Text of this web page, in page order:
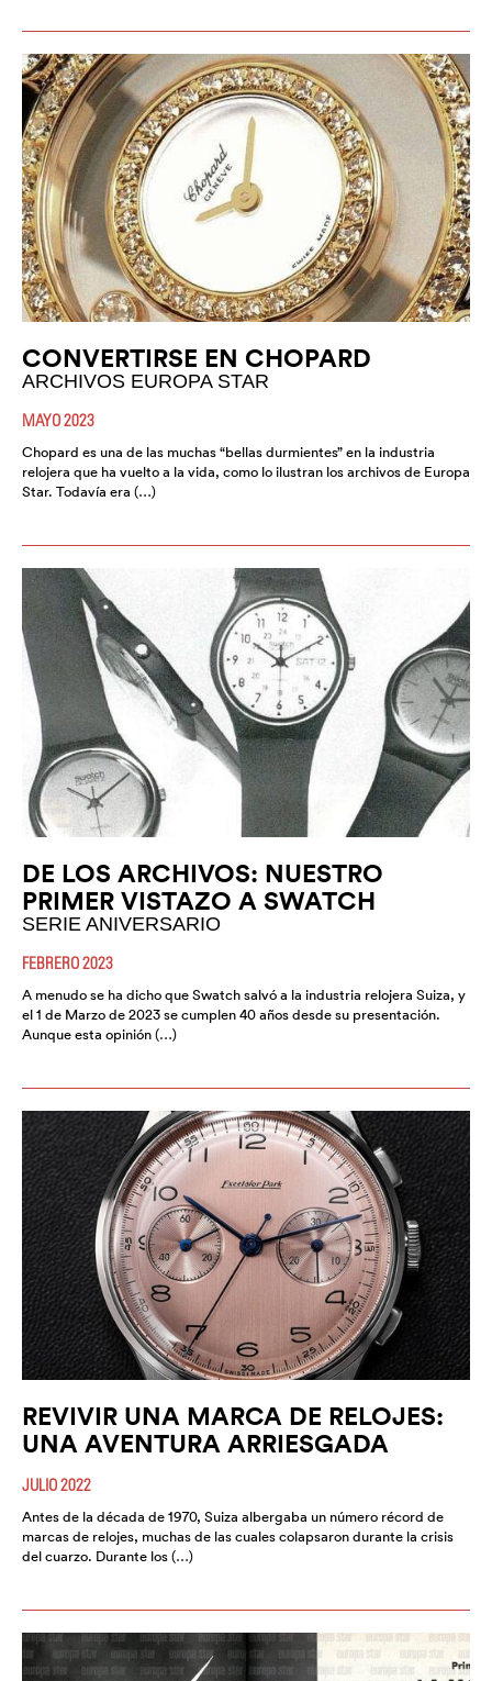
CONVERTIRSE EN CHOPARD
ARCHIVOS EUROPA STAR
MAYO 2023
Chopard es una de las muchas “bellas durmientes” en la industria
relojera que ha vuelto a la vida, como lo ilustran los archivos de Europa
Star. Todavía era (…)
DE LOS ARCHIVOS: NUESTRO
PRIMER VISTAZO A SWATCH
SERIE ANIVERSARIO
FEBRERO 2023
A menudo se ha dicho que Swatch salvó a la industria relojera Suiza, y
el 1 de Marzo de 2023 se cumplen 40 años desde su presentación.
Aunque esta opinión (…)
REVIVIR UNA MARCA DE RELOJES:
UNA AVENTURA ARRIESGADA
JULIO 2022
Antes de la década de 1970, Suiza albergaba un número récord de
marcas de relojes, muchas de las cuales colapsaron durante la crisis
del cuarzo. Durante los (…)